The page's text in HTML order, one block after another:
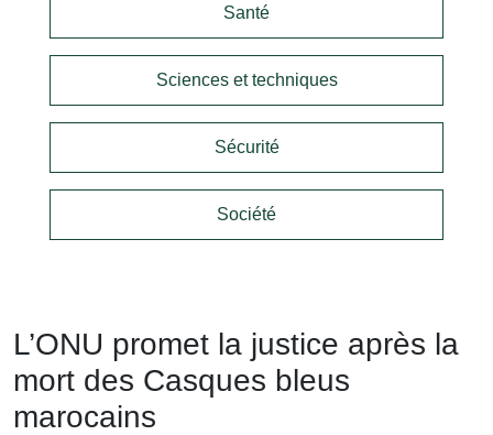
Santé
Sciences et techniques
Sécurité
Société
L’ONU promet la justice après la
mort des Casques bleus
marocains